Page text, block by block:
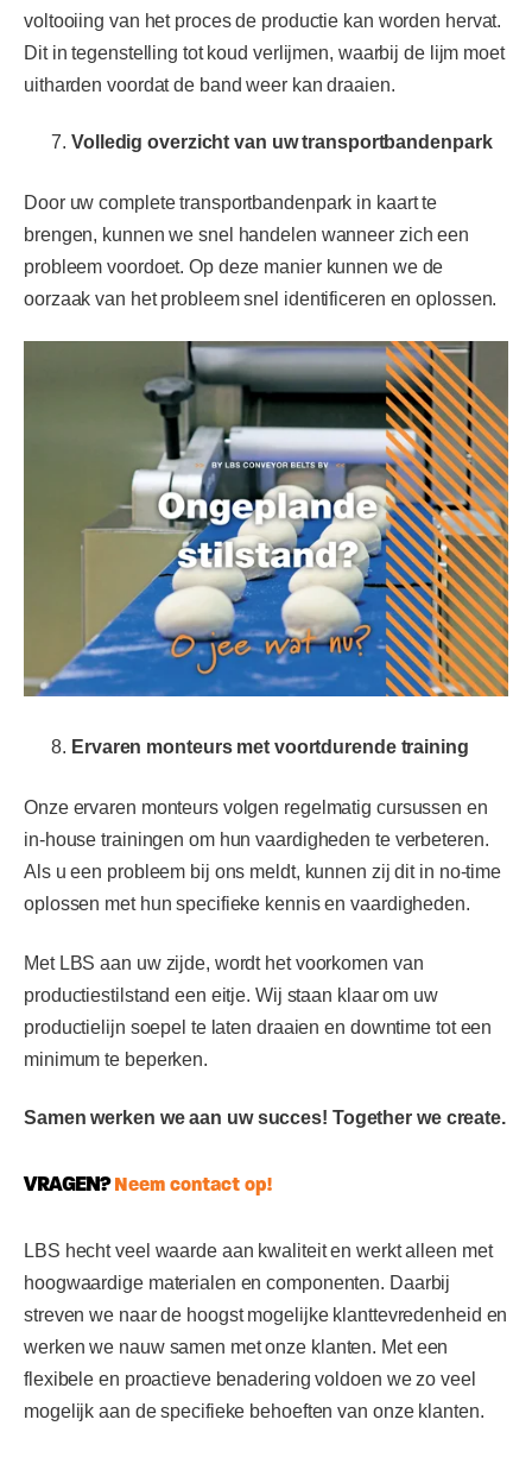
voltooiing van het proces de productie kan worden hervat.
Dit in tegenstelling tot koud verlijmen, waarbij de lijm moet
uitharden voordat de band weer kan draaien.
Volledig overzicht van uw transportbandenpark
Door uw complete transportbandenpark in kaart te
brengen, kunnen we snel handelen wanneer zich een
probleem voordoet. Op deze manier kunnen we de
oorzaak van het probleem snel identificeren en oplossen.
Ervaren monteurs met voortdurende training
Onze ervaren monteurs volgen regelmatig cursussen en
in-house trainingen om hun vaardigheden te verbeteren.
Als u een probleem bij ons meldt, kunnen zij dit in no-time
oplossen met hun specifieke kennis en vaardigheden.
Met LBS aan uw zijde, wordt het voorkomen van
productiestilstand een eitje. Wij staan klaar om uw
productielijn soepel te laten draaien en downtime tot een
minimum te beperken.
Samen werken we aan uw succes! Together we create.
VRAGEN?Neem contact op!
LBS hecht veel waarde aan kwaliteit en werkt alleen met
hoogwaardige materialen en componenten. Daarbij
streven we naar de hoogst mogelijke klanttevredenheid en
werken we nauw samen met onze klanten. Met een
flexibele en proactieve benadering voldoen we zo veel
mogelijk aan de specifieke behoeften van onze klanten.